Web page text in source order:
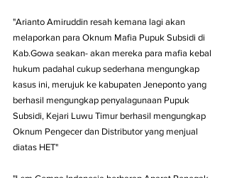
"Arianto Amiruddin resah kemana lagi akan
melaporkan para Oknum Mafia Pupuk Subsidi di
Kab.Gowa seakan- akan mereka para mafia kebal
hukum padahal cukup sederhana mengungkap
kasus ini, merujuk ke kabupaten Jeneponto yang
berhasil mengungkap penyalagunaan Pupuk
Subsidi, Kejari Luwu Timur berhasil mengungkap
Oknum Pengecer dan Distributor yang menjual
diatas HET"